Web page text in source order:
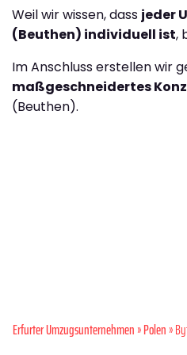
Weil wir wissen, dass jeder
(Beuthen) individuell ist,
Im Anschluss erstellen wir
maßgeschneidertes
(Beuthen).
Erfurter Umzugsunternehmen»Polen»